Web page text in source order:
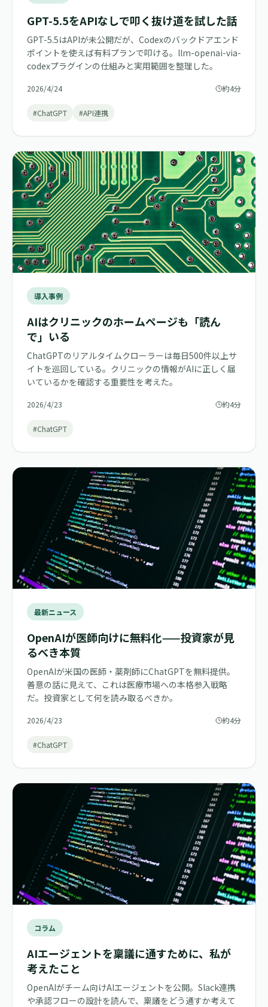
GPT-5.5をAPIなしで叩く抜け道を試した話
GPT-5.5はAPIが未公開だが、Codexのバックドアエンド
ポイントを使えば有料プランで叩ける。llm-openai-via-
codexプラグインの仕組みと実用範囲を整理した。
2026/4/24 約4分
#ChatGPT #API連携
導入事例
AIはクリニックのホームページも「読ん
で」いる
ChatGPTのリアルタイムクローラーは毎日500件以上サ
イトを巡回している。クリニックの情報がAIに正しく届
いているかを確認する重要性を考えた。
2026/4/23 約4分
#ChatGPT
最新ニュース
OpenAIが医師向けに無料化——投資家が見
るべき本質
OpenAIが米国の医師・薬剤師にChatGPTを無料提供。
善意の話に見えて、これは医療市場への本格参入戦略
だ。投資家として何を読み取るべきか。
2026/4/23 約4分
#ChatGPT
コラム
AIエージェントを稟議に通すために、私が
考えたこと
OpenAIがチーム向けAIエージェントを公開。Slack連携
や承認フローの設計を読んで、稟議をどう通すか考えて